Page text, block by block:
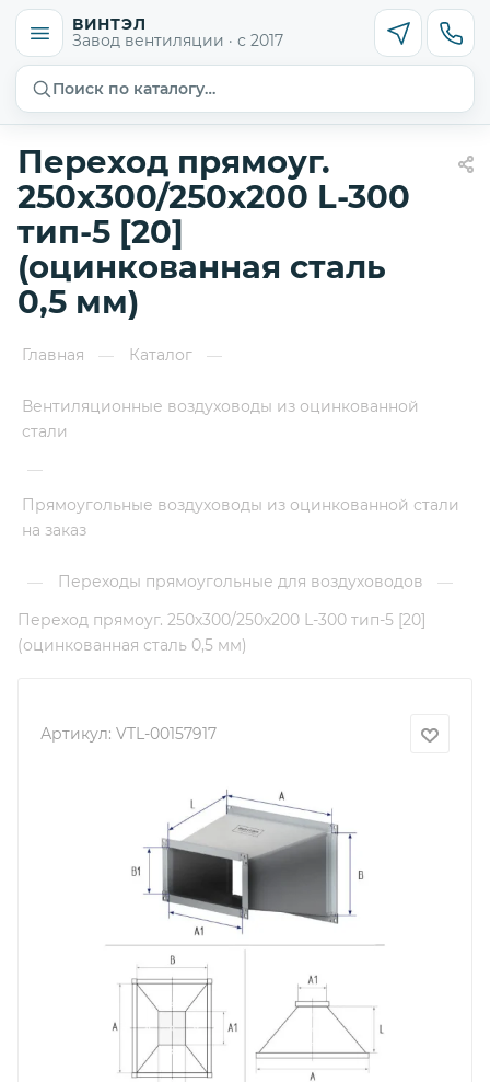
ВИНТЭЛ
Завод вентиляции · с 2017
Поиск по каталогу…
Переход прямоуг.
250х300/250х200 L-300
тип-5 [20]
(оцинкованная сталь
0,5 мм)
Главная — Каталог —
Вентиляционные воздуховоды из оцинкованной
стали
—
Прямоугольные воздуховоды из оцинкованной стали
на заказ
— Переходы прямоугольные для воздуховодов
—
Переход прямоуг. 250х300/250х200 L-300 тип-5 [20]
(оцинкованная сталь 0,5 мм)
Артикул: VTL-00157917